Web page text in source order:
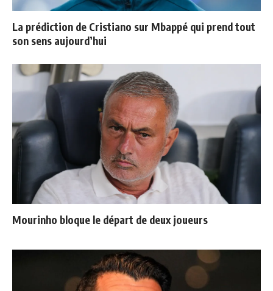
La prédiction de Cristiano sur Mbappé qui prend tout
son sens aujourd’hui
Mourinho bloque le départ de deux joueurs